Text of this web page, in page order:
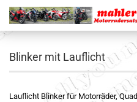
Blinker mit Lauflicht
Lauflicht Blinker für Motorräder,